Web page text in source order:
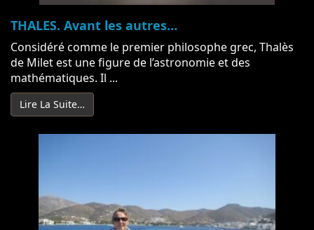
THALES. Avant les autres…
Considéré comme le premier philosophe grec, Thalès
de Milet est une figure de l’astronomie et des
mathématiques. Il ...
Lire La Suite…